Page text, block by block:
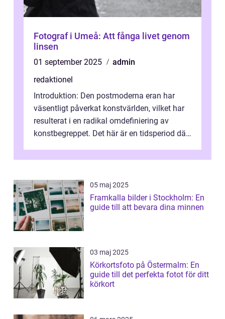
Fotograf i Umeå: Att fånga livet genom
linsen
01 september 2025
admin
redaktionel
Introduktion: Den postmoderna eran har
väsentligt påverkat konstvärlden, vilket har
resulterat i en radikal omdefiniering av
konstbegreppet. Det här är en tidsperiod där
05 maj 2025
Framkalla bilder i Stockholm: En
guide till att bevara dina minnen
03 maj 2025
Körkortsfoto på Östermalm: En
guide till det perfekta fotot för ditt
körkort